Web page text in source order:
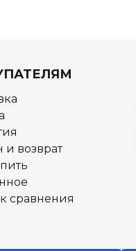
возврат
сравнения